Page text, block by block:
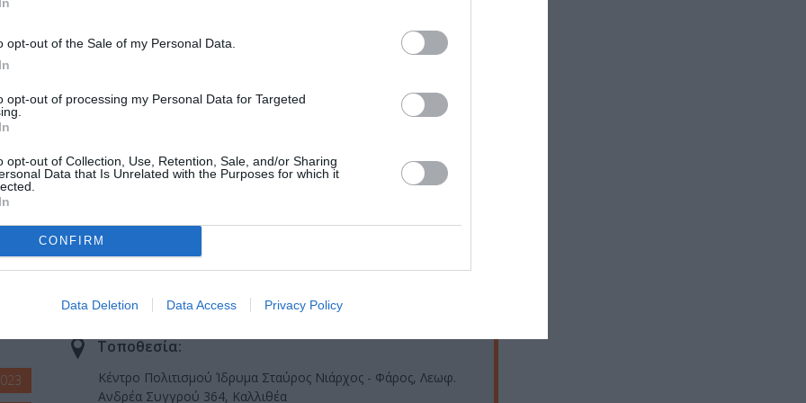
opt-out of the Sale of my Personal Data.
opt-out of processing my Personal Data for Targeted
opt-out of Collection, Use, Retention, Sale, and/or Sharing
Data that Is Unrelated with the Purposes for which it
CONFIRM
Data Deletion Data Access Privacy Policy
από τις δράσεις μας προτείνουμε ένα νέο μοντέλο τέχνης και ζωής, όπου
ενσωματώνονται στο σύνολο, ενδυναμώνοντάς το. Ο τρόπος που λειτουργούμε
μας, επιχειρώντας να εμπνεύσουμε κι άλλους ανθρώπους να
τρόπο και συμβατικές φόρμες. Έχοντας σαν κύριο εργαλείο
ολοκληρωμένες καλλιτεχνικές προτάσεις στον χώρο των εικαστικών,
σε μόνιμη συνεργασία με καταξιωμένους καλλιτέχνες από διαφορετικά
της Ελλάδας και του εξωτερικού. Καλλιτεχνική διευθύντρια της
Τοποθεσία:
Κέντρο Πολιτισμού Ίδρυμα Σταύρος Νιάρχος - Φάρος, Λεωφ.
Ανδρέα Συγγρού 364, Καλλιθέα